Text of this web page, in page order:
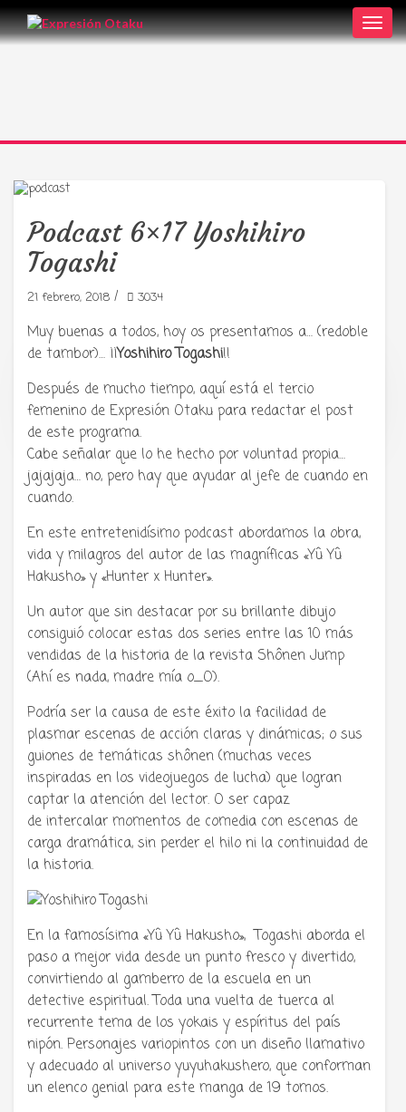
Tu radio y podcast sobre manga,
anime y cultura japonesa ツ
Podcast 6×17 Yoshihiro
Togashi
21 febrero, 2018 / 3034
Muy buenas a todos, hoy os presentamos a… (redoble
de tambor)… ¡¡Yoshihiro Togashi!!
Después de mucho tiempo, aquí está el tercio
femenino de Expresión Otaku para redactar el post
de este programa.
Cabe señalar que lo he hecho por voluntad propia…
jajajaja… no, pero hay que ayudar al jefe de cuando en
cuando.
En este entretenidísimo podcast abordamos la obra,
vida y milagros del autor de las magníficas «Yû Yû
Hakusho» y «Hunter x Hunter».
Un autor que sin destacar por su brillante dibujo
consiguió colocar estas dos series entre las 10 más
vendidas de la historia de la revista Shônen Jump
(Ahí es nada, madre mía o_O).
Podría ser la causa de este éxito la facilidad de
plasmar escenas de acción claras y dinámicas; o sus
guiones de temáticas shônen (muchas veces
inspiradas en los videojuegos de lucha) que logran
captar la atención del lector. O ser capaz
de intercalar momentos de comedia con escenas de
carga dramática, sin perder el hilo ni la continuidad de
la historia.
En la famosísima «Yû Yû Hakusho», Togashi aborda el
paso a mejor vida desde un punto fresco y divertido,
convirtiendo al gamberro de la escuela en un
detective espiritual. Toda una vuelta de tuerca al
recurrente tema de los yokais y espíritus del país
nipón. Personajes variopintos con un diseño llamativo
y adecuado al universo yuyuhakushero, que conforman
un elenco genial para este manga de 19 tomos.